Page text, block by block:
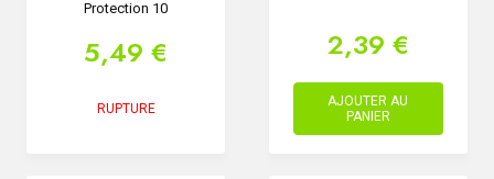
Protection 10
5,49 €
RUPTURE
2,39 €
AJOUTER AU
PANIER